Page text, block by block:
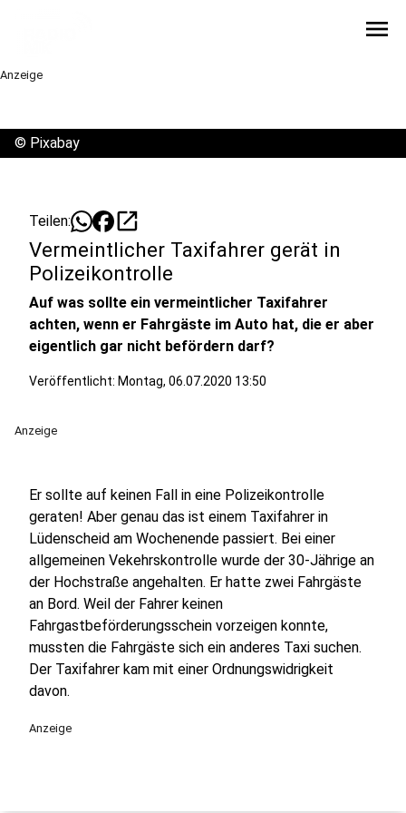
menu
Anzeige
© Pixabay
Teilen: open_in_new
Vermeintlicher Taxifahrer gerät in
Polizeikontrolle
Auf was sollte ein vermeintlicher Taxifahrer
achten, wenn er Fahrgäste im Auto hat, die er aber
eigentlich gar nicht befördern darf?
Veröffentlicht: Montag, 06.07.2020 13:50
Anzeige
Er sollte auf keinen Fall in eine Polizeikontrolle
geraten! Aber genau das ist einem Taxifahrer in
Lüdenscheid am Wochenende passiert. Bei einer
allgemeinen Vekehrskontrolle wurde der 30-Jährige an
der Hochstraße angehalten. Er hatte zwei Fahrgäste
an Bord. Weil der Fahrer keinen
Fahrgastbeförderungsschein vorzeigen konnte,
mussten die Fahrgäste sich ein anderes Taxi suchen.
Der Taxifahrer kam mit einer Ordnungswidrigkeit
davon.
Anzeige